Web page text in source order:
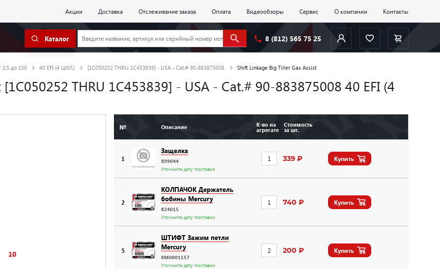
Акции Доставка Отслеживание заказа Оплата Видеообзоры Сервис О компании Контакты
Каталог 8 (812) 565 75 25
2.5 до 150 40 EFI (4 ЦИЛ.) [1C050252 THRU 1C453839] - USA - Cat.# 90-883875008 Shift Linkage Big Tiller Gas Assist
THRU 1C453839] - USA - Cat.# 90-883875008 40 EFI (4
10
№ Описание К-во на
агрегате
Стоимость
за шт.
1
Защелка
899044
Уточните дату поставки
339 ₽ Купить
2
КОЛПАЧОК Держатель
бобины Mercury
824015
Уточните дату поставки
740 ₽ Купить
5
ШТИФТ Зажим петли
Mercury
8M0001157
Уточните дату поставки
200 ₽ Купить